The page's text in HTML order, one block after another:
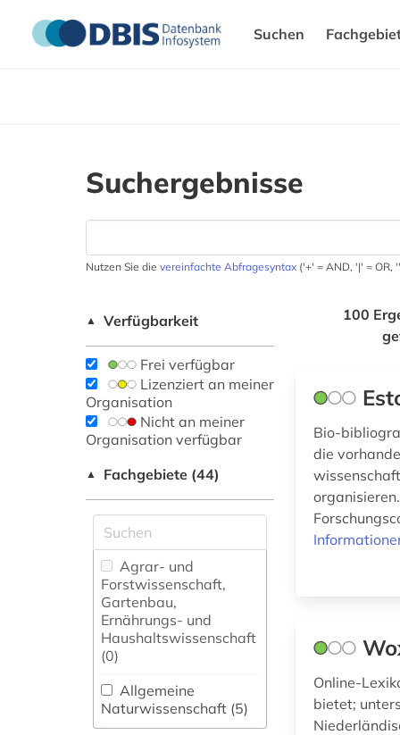
Suchen
Suchergebnisse
Nutzen Sie die vereinfachte Abfragesyntax ('+' = AND, '|' = OR,
▲ Verfügbarkeit
Frei verfügbar
Lizenziert an meiner
Organisation
Nicht an meiner
Organisation verfügbar
▲ Fachgebiete (44)
Agrar- und
Forstwissenschaft,
Gartenbau,
Ernährungs- und
Haushaltswissenschaft
(0)
Allgemeine
Naturwissenschaft (5)
100
Bio-
die
Online-
bietet;